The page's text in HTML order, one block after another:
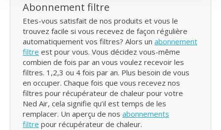
Abonnement filtre
Etes-vous satisfait de nos produits et vous le
trouvez facile si vous recevez de façon régulière
automatiquement vos filtres? Alors un abonnement
filtre est pour vous. Vous décidez vous-même
combien de fois par an vous voulez recevoir les
filtres. 1,2,3 ou 4 fois par an. Plus besoin de vous
en occuper. Chaque fois que vous recevez nos
filtres pour récupérateur de chaleur pour votre
Ned Air, cela signifie qu’il est temps de les
remplacer. Un aperçu de nos abonnements
filtre pour récupérateur de chaleur.